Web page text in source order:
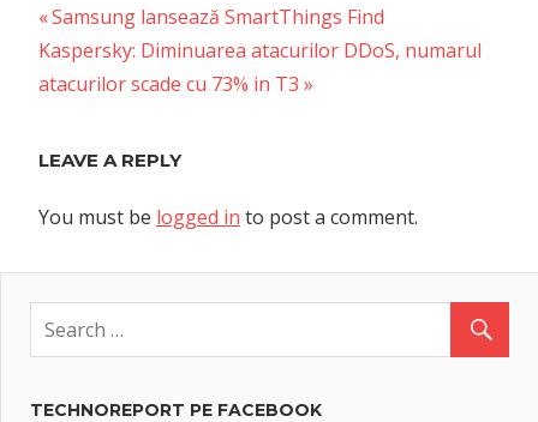
Post
navigation
Previous
Post:
Samsung lansează SmartThings Find
Next
Post:
Kaspersky: Diminuarea atacurilor DDoS, numarul
atacurilor scade cu 73% in T3
LEAVE A REPLY
You must be logged in to post a comment.
TECHNOREPORT PE FACEBOOK